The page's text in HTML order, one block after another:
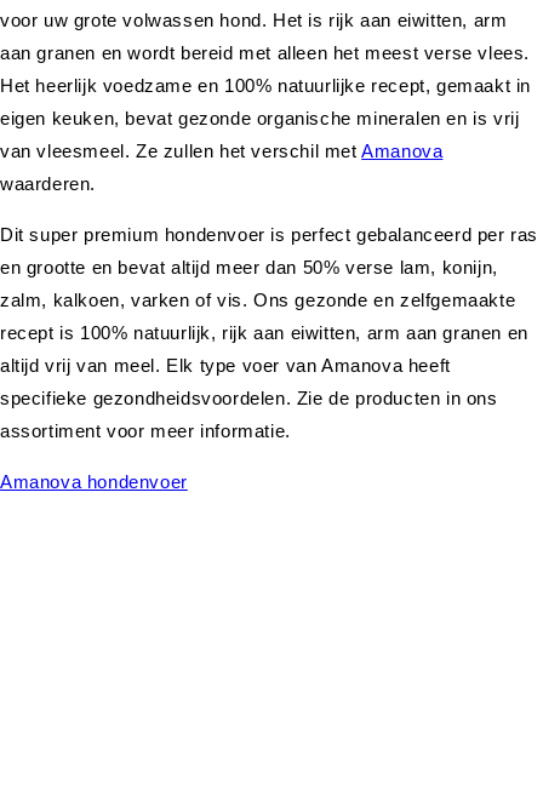
voor uw grote volwassen hond. Het is rijk aan eiwitten, arm
aan granen en wordt bereid met alleen het meest verse vlees.
Het heerlijk voedzame en 100% natuurlijke recept, gemaakt in
eigen keuken, bevat gezonde organische mineralen en is vrij
van vleesmeel. Ze zullen het verschil metAmanova
waarderen.
Dit super premium hondenvoer is perfect gebalanceerd per ras
en grootte en bevat altijd meer dan 50% verse lam, konijn,
zalm, kalkoen, varken of vis. Ons gezonde en zelfgemaakte
recept is 100% natuurlijk, rijk aan eiwitten, arm aan granen en
altijd vrij van meel. Elk type voer van Amanova heeft
specifieke gezondheidsvoordelen. Zie de producten in ons
assortiment voor meer informatie.
Amanova hondenvoer